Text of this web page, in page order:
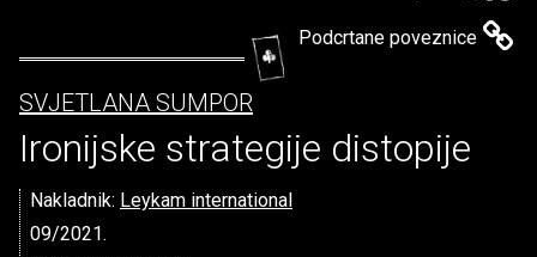
Podcrtane poveznice
SVJETLANA SUMPOR
Ironijske strategije distopije
Nakladnik: Leykam international
09/2021.